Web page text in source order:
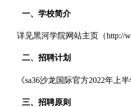
一、学校简介
详见黑河学院网站主页（http://
二、招聘计划
《sa36沙龙国际官方2022年上
三、招聘原则